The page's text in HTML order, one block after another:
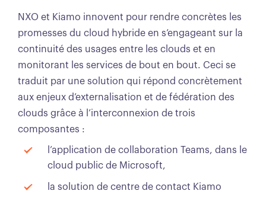
NXO et Kiamo innovent pour rendre concrètes les
promesses du cloud hybride en s’engageant sur la
continuité des usages entre les clouds et en
monitorant les services de bout en bout. Ceci se
traduit par une solution qui répond concrètement
aux enjeux d’externalisation et de fédération des
clouds grâce à l’interconnexion de trois
composantes :
l’application de collaboration Teams, dans le
cloud public de Microsoft,
la solution de centre de contact Kiamo